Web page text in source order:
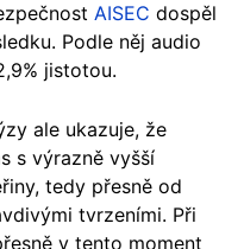
AISEC dospěl
Podle něj audio
jistotou.
ale ukazuje, že
s výrazně vyšší
tedy přesně od
tvrzeními. Při
v tento moment